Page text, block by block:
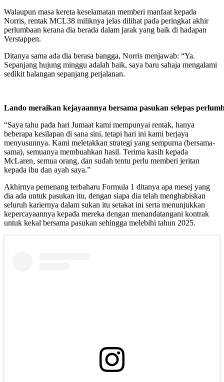
Walaupun masa kereta keselamatan memberi manfaat kepada
Norris, rentak MCL38 miliknya jelas dilihat pada peringkat akhir
perlumbaan kerana dia berada dalam jarak yang baik di hadapan
Verstappen.
Ditanya sama ada dia berasa bangga, Norris menjawab: “Ya.
Sepanjang hujung minggu adalah baik, saya baru sahaja mengalami
sedikit halangan sepanjang perjalanan.
Lando meraikan kejayaannya bersama pasukan selepas
“Saya tahu pada hari Jumaat kami mempunyai rentak, hanya
beberapa kesilapan di sana sini, tetapi hari ini kami berjaya
menyusunnya. Kami meletakkan strategi yang sempurna (bersama-
sama), semuanya membuahkan hasil. Terima kasih kepada
McLaren, semua orang, dan sudah tentu perlu memberi jeritan
kepada ibu dan ayah saya.”
Akhirnya pemenang terbaharu Formula 1 ditanya apa mesej yang
dia ada untuk pasukan itu, dengan siapa dia telah menghabiskan
seluruh kariernya dalam sukan itu setakat ini serta menunjukkan
kepercayaannya kepada mereka dengan menandatangani kontrak
untuk kekal bersama pasukan sehingga melebihi tahun 2025.